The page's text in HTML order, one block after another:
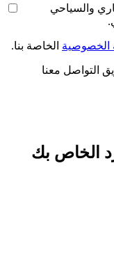
والسياحي
الخصوصية الخاصة بنا.
معنا
الخاص بك